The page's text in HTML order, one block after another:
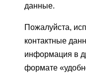
данные.
Пожалуйста,
контактные
информация в
формате